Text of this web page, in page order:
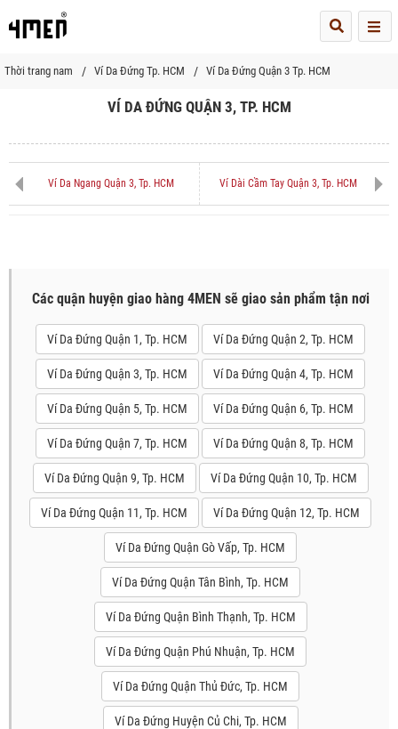
Thời trang nam Ví Da Đứng Tp. HCM Ví Da Đứng Quận 3 Tp. HCM
VÍ DA ĐỨNG QUẬN 3, TP. HCM
Ví Da Ngang Quận 3, Tp. HCM Ví Dài Cầm Tay Quận 3, Tp. HCM
Các quận huyện giao hàng 4MEN sẽ giao sản phẩm tận nơi
Ví Da Đứng Quận 1, Tp. HCM Ví Da Đứng Quận 2, Tp. HCM
Ví Da Đứng Quận 3, Tp. HCM Ví Da Đứng Quận 4, Tp. HCM
Ví Da Đứng Quận 5, Tp. HCM Ví Da Đứng Quận 6, Tp. HCM
Ví Da Đứng Quận 7, Tp. HCM Ví Da Đứng Quận 8, Tp. HCM
Ví Da Đứng Quận 9, Tp. HCM Ví Da Đứng Quận 10, Tp. HCM
Ví Da Đứng Quận 11, Tp. HCM Ví Da Đứng Quận 12, Tp. HCM
Ví Da Đứng Quận Gò Vấp, Tp. HCM
Ví Da Đứng Quận Tân Bình, Tp. HCM
Ví Da Đứng Quận Bình Thạnh, Tp. HCM
Ví Da Đứng Quận Phú Nhuận, Tp. HCM
Ví Da Đứng Quận Thủ Đức, Tp. HCM
Ví Da Đứng Huyện Củ Chi, Tp. HCM